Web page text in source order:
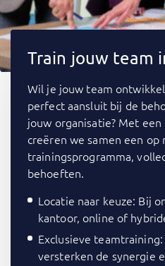
Train jouw team
Wil je jouw team
perfect aansluit bij de
jouw organisatie? Met
creëren we samen een op
trainingsprogramma,
behoeften.
Locatie naar keuze: Bij
kantoor, online of
Exclusieve
versterken de synergie